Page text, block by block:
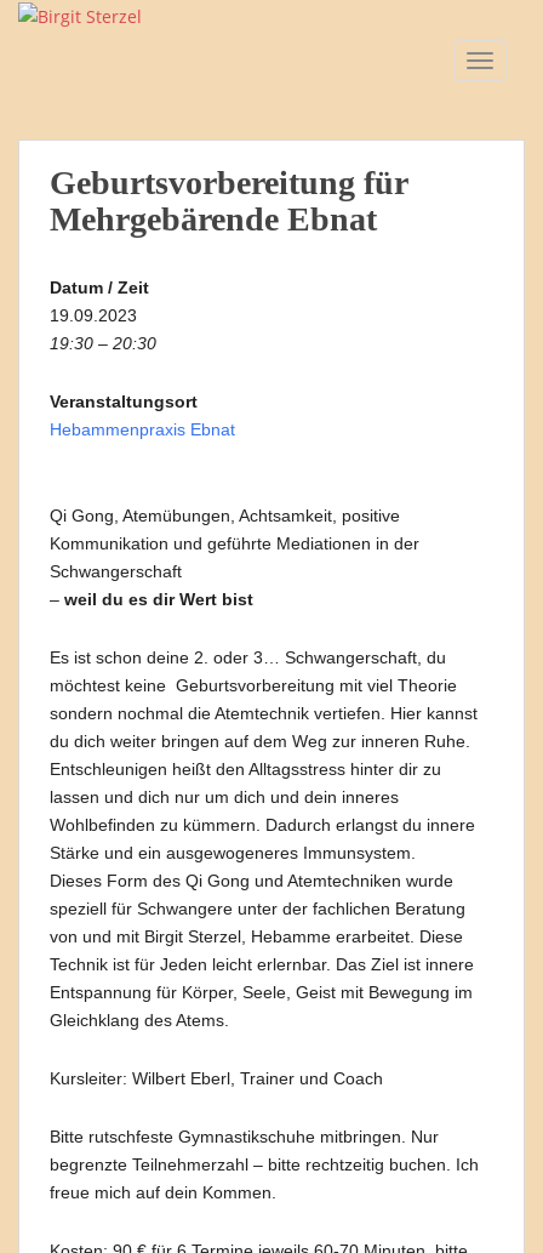
Geburtsvorbereitung für
Mehrgebärende Ebnat
Datum / Zeit
19.09.2023
19:30 – 20:30
Veranstaltungsort
Hebammenpraxis Ebnat
Qi Gong, Atemübungen, Achtsamkeit, positive
Kommunikation und geführte Mediationen in der
Schwangerschaft
– weil du es dir Wert bist
Es ist schon deine 2. oder 3… Schwangerschaft, du
möchtest keine Geburtsvorbereitung mit viel Theorie
sondern nochmal die Atemtechnik vertiefen. Hier kannst
du dich weiter bringen auf dem Weg zur inneren Ruhe.
Entschleunigen heißt den Alltagsstress hinter dir zu
lassen und dich nur um dich und dein inneres
Wohlbefinden zu kümmern. Dadurch erlangst du innere
Stärke und ein ausgewogeneres Immunsystem.
Dieses Form des Qi Gong und Atemtechniken wurde
speziell für Schwangere unter der fachlichen Beratung
von und mit Birgit Sterzel, Hebamme erarbeitet. Diese
Technik ist für Jeden leicht erlernbar. Das Ziel ist innere
Entspannung für Körper, Seele, Geist mit Bewegung im
Gleichklang des Atems.
Kursleiter: Wilbert Eberl, Trainer und Coach
Bitte rutschfeste Gymnastikschuhe mitbringen. Nur
begrenzte Teilnehmerzahl – bitte rechtzeitig buchen. Ich
freue mich auf dein Kommen.